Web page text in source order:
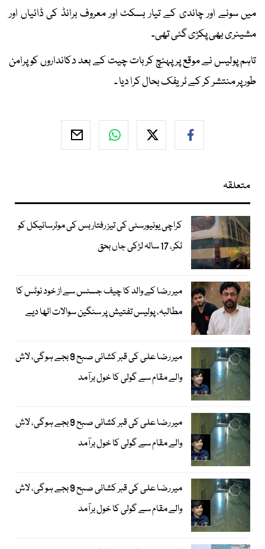
میں سونے اور چاندی کے تیار بسکٹ اور معروف برانڈ کی ڈائیاں اور
مشینری بھی پکڑی گئی تھی۔
تاہم پولیس نے موقع پر پہنچ کر بات چیت کے بعد دکانداروں کو پرامن
طور پر منتشر کر کے ٹریفک بحال کرا دیا ۔
متعلقہ
کراچی یونیورسٹی کی تیز رفتار بس کی موٹرسائیکل کو
ٹکر، 17 سالہ لڑکی جاں بحق
میر رضا کے والد کا چیف جسٹس سے از خود نوٹس کا
مطالبہ، پولیس تفتیش پر سنگین سوالات اٹھا دیے
میر رضا علی کی قبر کشائی صبح 9 بجے ہوگی، لاش
والے مقام سے گولی کا خول برآمد
میر رضا علی کی قبر کشائی صبح 9 بجے ہوگی، لاش
والے مقام سے گولی کا خول برآمد
میر رضا علی کی قبر کشائی صبح 9 بجے ہوگی، لاش
والے مقام سے گولی کا خول برآمد